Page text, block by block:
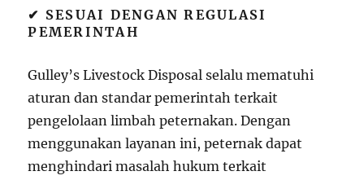
✔ SESUAI DENGAN REGULASI
PEMERINTAH
Gulley’s Livestock Disposal selalu mematuhi
aturan dan standar pemerintah terkait
pengelolaan limbah peternakan. Dengan
menggunakan layanan ini, peternak dapat
menghindari masalah hukum terkait